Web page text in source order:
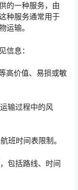
的一种服务，由
种服务通常用于
运输。
信息：
高价值、易损或敏
输过程中的风
班时间表限制。
包括路线、时间